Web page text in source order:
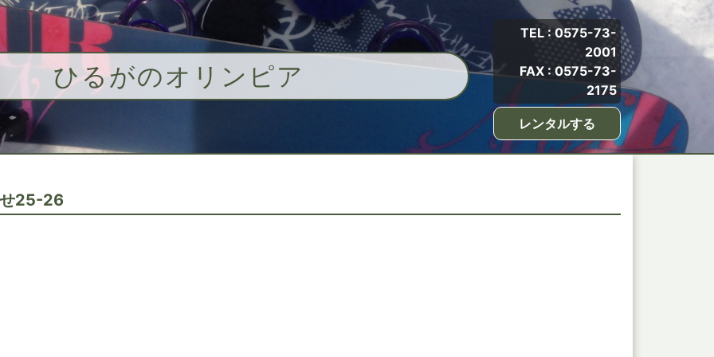
ひるがのオリンピア
TEL : 0575-73-
2001
FAX : 0575-73-
2175
レンタルする
25-26